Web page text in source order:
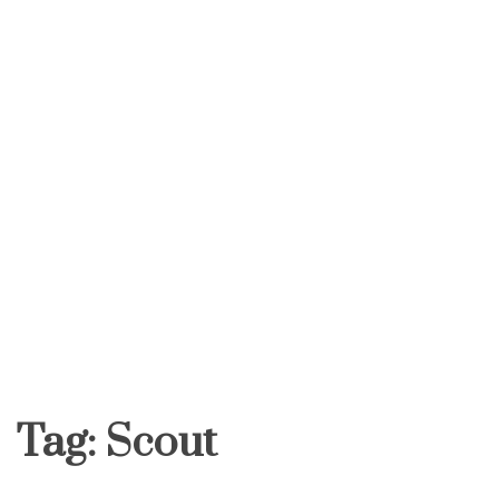
Tag: Scout